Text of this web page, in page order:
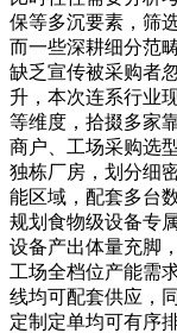
保等多沉要素，筛
而一些深耕细分范
缺乏宣传被采购者
升，本次连系行业
等维度，拾掇多家
商户、工场采购选
独栋厂房，划分细
能区域，配套多台
规划食物级设备专
设备产出体量充脚
工场全档位产能需
线均可配套供应，
定制定单均可有序